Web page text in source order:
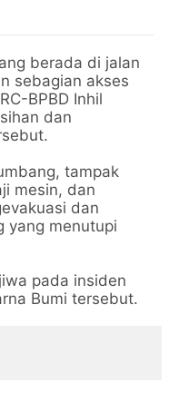
berada di jalan
sebagian akses
BPBD Inhil
dan
tampak
mesin, dan
dan
yang menutupi
pada insiden
Bumi tersebut.